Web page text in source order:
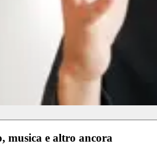
musica e altro ancora